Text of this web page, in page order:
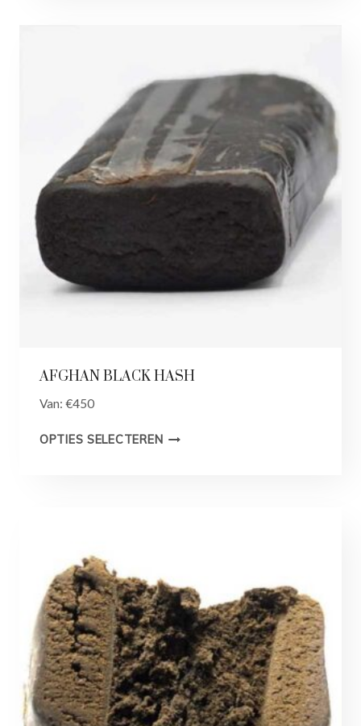
AFGHAN BLACK HASH
Van: €450
OPTIES SELECTEREN